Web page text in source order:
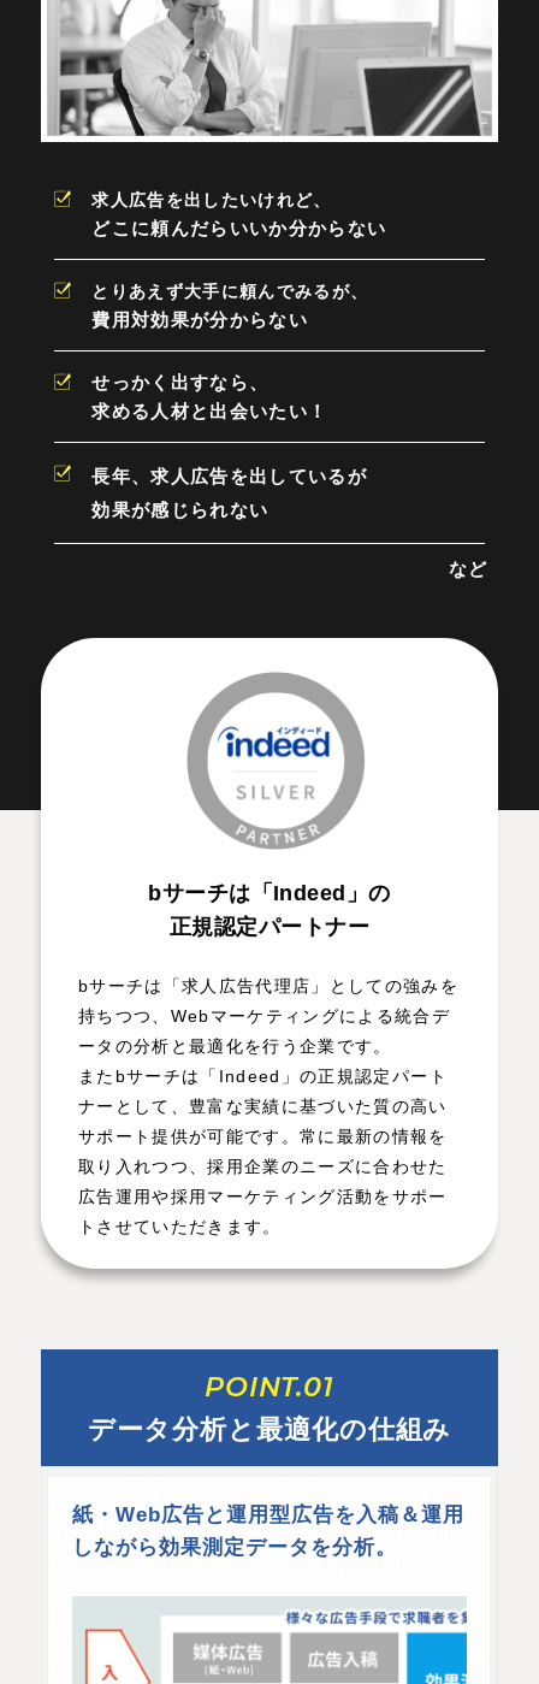
求人広告を出したいけれど、
どこに頼んだらいいか分からない
とりあえず大手に頼んでみるが、
費用対効果が分からない
せっかく出すなら、
求める人材と出会いたい！
長年、求人広告を出しているが
効果が感じられない
など
bサーチは「Indeed」の
正規認定パートナー
bサーチは「求人広告代理店」としての強みを
持ちつつ、Webマーケティングによる統合デ
ータの分析と最適化を行う企業です。
またbサーチは「Indeed」の正規認定パート
ナーとして、豊富な実績に基づいた質の高い
サポート提供が可能です。常に最新の情報を
取り入れつつ、採用企業のニーズに合わせた
広告運用や採用マーケティング活動をサポー
トさせていただきます。
POINT.01
データ分析と最適化の仕組み
紙・Web広告と運用型広告を入稿＆運用
しながら効果測定データを分析。